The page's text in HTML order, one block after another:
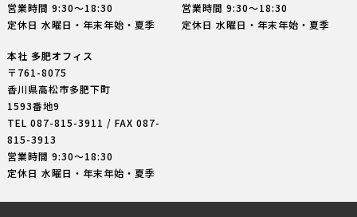
営業時間 9:30〜18:30
定休日 水曜日・年末年始・夏季
営業時間 9:30〜18:30
定休日 水曜日・年末年始・夏季
本社 多肥オフィス
〒761-8075
香川県高松市多肥下町
1593番地9
TEL 087-815-3911 / FAX 087-
815-3913
営業時間 9:30〜18:30
定休日 水曜日・年末年始・夏季